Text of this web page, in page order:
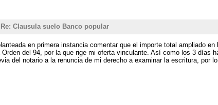
Re: Clausula suelo Banco popular
en primera instancia comentar que el importe total ampliado
Orden del 94, por la que rige mi oferta vinculante. Así como los 3
del notario a la renuncia de mi derecho a examinar la escritura,